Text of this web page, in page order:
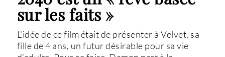
sur les faits »
L’idée de ce film était de présenter à Velvet, sa
fille de 4 ans, un futur désirable pour sa vie